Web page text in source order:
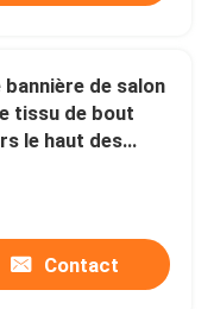
de salon
tissu de bout
le haut des
expositions
Contact